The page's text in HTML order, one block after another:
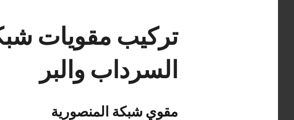
تركيب مقويات
السرداب والبر
مقوي شبكة المنصورية